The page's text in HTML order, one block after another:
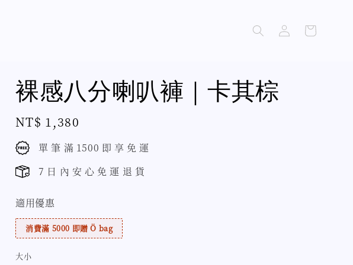
裸感八分喇叭褲｜卡其棕
Regular
price
NT$ 1,380
單 筆 滿 1500 即 享 免 運
7 日 內 安 心 免 運 退 貨
適用優惠
消費滿 5000 即贈 Ö bag
大小